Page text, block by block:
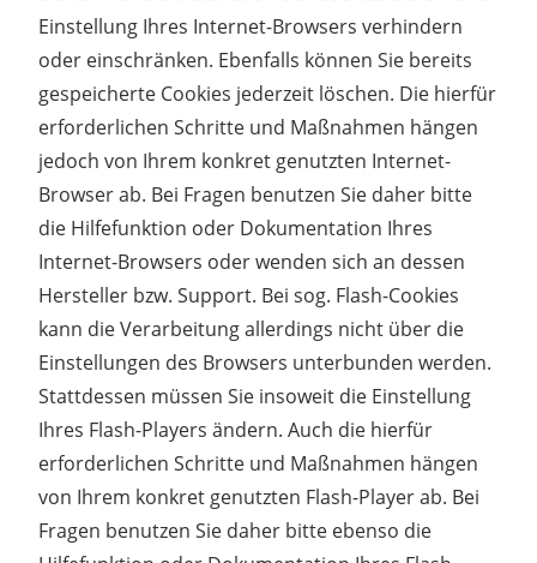
Einstellung Ihres Internet-Browsers verhindern
oder einschränken. Ebenfalls können Sie bereits
gespeicherte Cookies jederzeit löschen. Die hierfür
erforderlichen Schritte und Maßnahmen hängen
jedoch von Ihrem konkret genutzten Internet-
Browser ab. Bei Fragen benutzen Sie daher bitte
die Hilfefunktion oder Dokumentation Ihres
Internet-Browsers oder wenden sich an dessen
Hersteller bzw. Support. Bei sog. Flash-Cookies
kann die Verarbeitung allerdings nicht über die
Einstellungen des Browsers unterbunden werden.
Stattdessen müssen Sie insoweit die Einstellung
Ihres Flash-Players ändern. Auch die hierfür
erforderlichen Schritte und Maßnahmen hängen
von Ihrem konkret genutzten Flash-Player ab. Bei
Fragen benutzen Sie daher bitte ebenso die